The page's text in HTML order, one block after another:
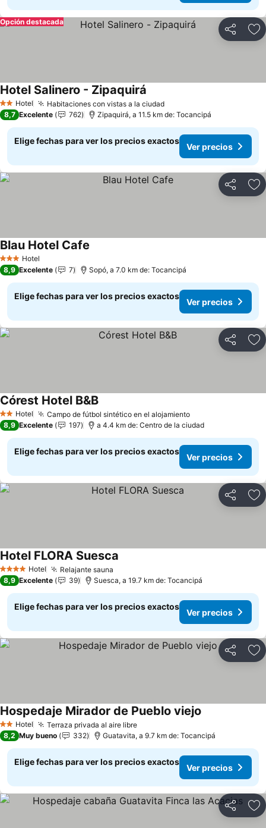
Compartir
Opción destacada
2 Estrellas
Hotel Habitaciones con vistas a la ciudadVer precios
Hotel Salinero - Zipaquirá
8,7 Excelente 762 Zipaquirá, a 11.5 km de: Tocancipá
Elige fechas para ver los precios exactos
Ver precios
Compartir
3 Estrellas
Hotel
Blau Hotel Cafe
8,9 Excelente 7 Sopó, a 7.0 km de: Tocancipá
Elige fechas para ver los precios exactos
Ver precios
Compartir
2 Estrellas
Hotel Campo de fútbol sintético en el alojamientoVer precios
Córest Hotel B&BVer precios
8,9 Excelente 197 a 4.4 km de: Centro de la ciudad
Elige fechas para ver los precios exactos
Ver precios
Compartir
4 EstrellasHotel Relajante sauna
Hotel FLORA Suesca
8,9 Excelente 39 Suesca, a 19.7 km de: Tocancipá
Elige fechas para ver los precios exactos
Ver precios
Compartir
2 Estrellas
Hotel Terraza privada al aire libreVer precios
Hospedaje Mirador de Pueblo viejo
8,2 Muy bueno 332 Guatavita, a 9.7 km de: Tocancipá
Elige fechas para ver los precios exactos
Ver precios
Compartir